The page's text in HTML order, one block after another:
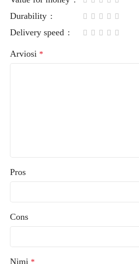
Durability
Delivery speed
Arviosi *
Pros
Cons
Nimi *